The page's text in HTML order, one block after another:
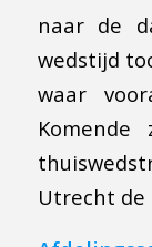
naar de
wedstijd
waar
Utrecht